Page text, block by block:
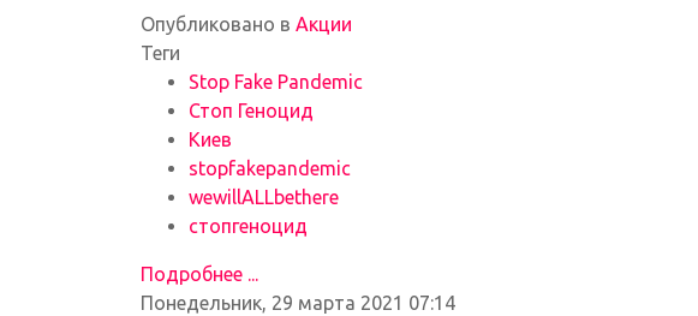
Опубликовано в Акции
Теги
Stop Fake Pandemic
Стоп Геноцид
Киев
stopfakepandemic
wewillALLbethere
стопгеноцид
Подробнее ...
Понедельник, 29 марта 2021 07:14